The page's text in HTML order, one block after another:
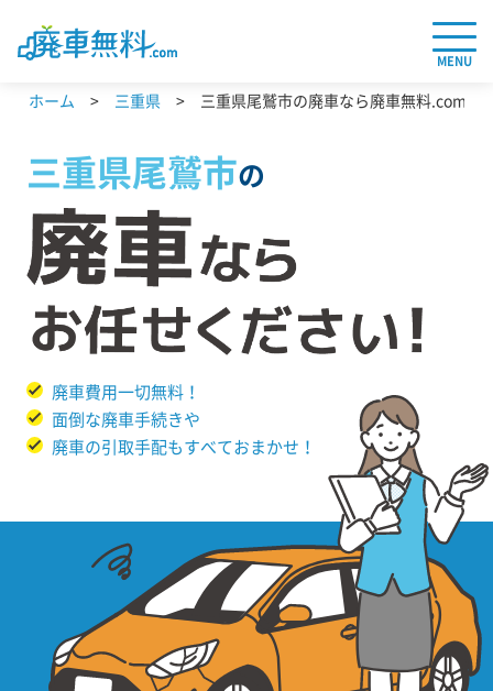
MENU
ホーム 三重県 三重県尾鷲市の廃車なら廃車無料.com
三重県尾鷲市の
廃車費用一切無料！
面倒な廃車手続きや
廃車の引取手配もすべておまかせ！